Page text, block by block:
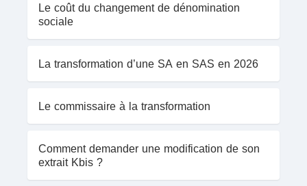
Le coût du changement de dénomination
sociale
La transformation d’une SA en SAS en 2026
Le commissaire à la transformation
Comment demander une modification de son
extrait Kbis ?